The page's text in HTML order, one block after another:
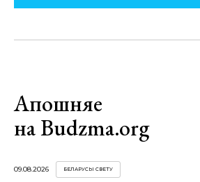
Апошняе
на Budzma.org
09.08.2026 БЕЛАРУСЫ СВЕТУ